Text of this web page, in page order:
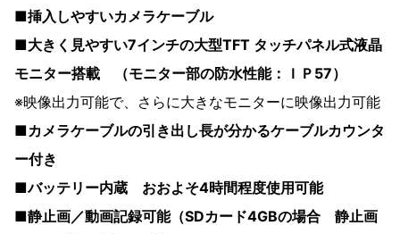
■挿入しやすいカメラケーブル
■大きく見やすい7インチの⼤型TFT タッチパネル式液晶
モニター搭載 （モニター部の防水性能：ＩＰ57）
※映像出力可能で、さらに大きなモニターに映像出力可能
■カメラケーブルの引き出し長が分かるケーブルカウンタ
ー付き
■バッテリー内蔵 おおよそ4時間程度使用可能
■静⽌画／動画記録可能（SDカード4GBの場合 静止画